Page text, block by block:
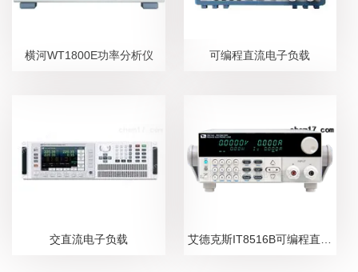
横河WT1800E功率分析仪 可编程直流电子负载
交直流电子负载